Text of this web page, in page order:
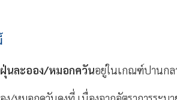
ฝุ่นละออง/หมอกควันอยู่ในเกณฑ์ปานกล